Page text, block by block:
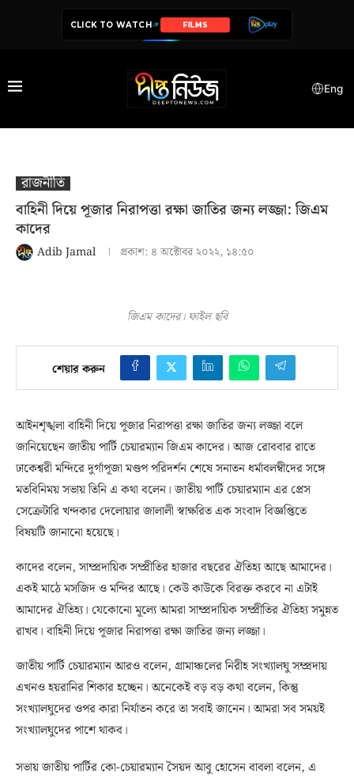
CLICK TO WATCH SERIES
Eng
রাজনীতি
বাহিনী দিয়ে পূজার নিরাপত্তা রক্ষা জাতির জন্য লজ্জা: জিএম
কাদের
Adib Jamal প্রকাশ: ৪ অক্টোবর ২০২২, ১৪:৫০
জিএম কাদের। ফাইল ছবি
শেয়ার করুন
আইনশৃঙ্খলা বাহিনী দিয়ে পূজার নিরাপত্তা রক্ষা জাতির জন্য লজ্জা বলে
জানিয়েছেন জাতীয় পার্টি চেয়ারম্যান জিএম কাদের। আজ রোববার রাতে
ঢাকেশ্বরী মন্দিরে দুর্গাপূজা মণ্ডপ পরিদর্শন শেষে সনাতন ধর্মাবলম্বীদের সঙ্গে
মতবিনিময় সভায় তিনি এ কথা বলেন। জাতীয় পার্টি চেয়ারম্যান এর প্রেস
সেক্রেটারি খন্দকার দেলোয়ার জালালী স্বাক্ষরিত এক সংবাদ বিজ্ঞপ্তিতে
বিষয়টি জানানো হয়েছে।
কাদের বলেন, সাম্প্রদায়িক সম্প্রীতির হাজার বছরের ঐতিহ্য আছে আমাদের।
একই মাঠে মসজিদ ও মন্দির আছে। কেউ কাউকে বিরক্ত করবে না এটাই
আমাদের ঐতিহ্য। যেকোনো মূল্যে আমরা সাম্প্রদায়িক সম্প্রীতির ঐতিহ্য সমুন্নত
রাখব। বাহিনী দিয়ে পূজার নিরাপত্তা রক্ষা জাতির জন্য লজ্জা।
জাতীয় পার্টি চেয়ারম্যান আরও বলেন, গ্রামাঞ্চলের নিরীহ সংখ্যালঘু সম্প্রদায়
এখনও হয়রানির শিকার হচ্ছেন। অনেকেই বড় বড় কথা বলেন, কিন্তু
সংখ্যালঘুদের ওপর কারা নির্যাতন করে তা সবাই জানেন। আমরা সব সময়ই
সংখ্যালঘুদের পাশে থাকব।
সভায় জাতীয় পার্টির কো-চেয়ারম্যান সৈয়দ আবু হোসেন বাবলা বলেন, এ